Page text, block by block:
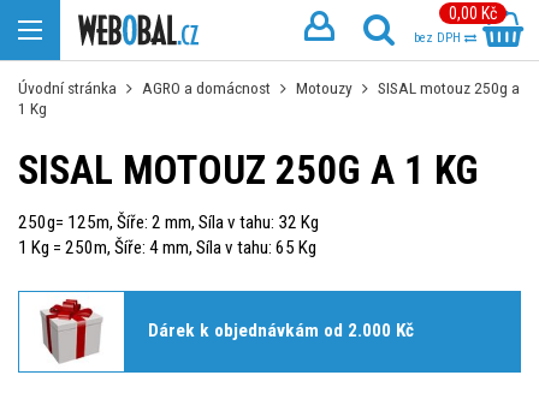
0,00 Kč
bez DPH
Úvodní stránka AGRO a domácnost Motouzy
SISAL motouz 250g a
1 Kg
SISAL MOTOUZ 250G A 1 KG
250g= 125m, Šíře: 2 mm, Síla v tahu: 32 Kg
1 Kg = 250m, Šíře: 4 mm, Síla v tahu: 65 Kg
Dárek k objednávkám od 2.000 Kč